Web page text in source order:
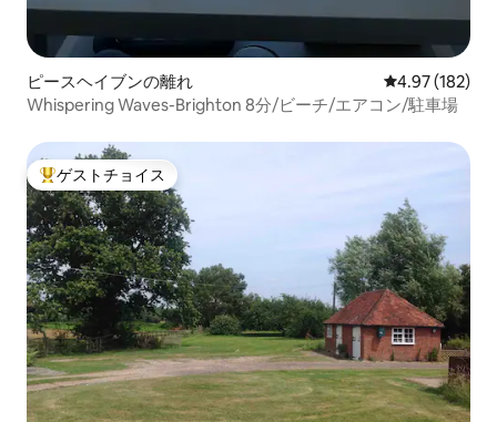
ピースヘイブンの離れ レビュー182
4.97 (182)
Whispering Waves-Brighton 8分/ビーチ/エアコン/駐車場
大好評のゲストチョイスです。
ゲストチョイス